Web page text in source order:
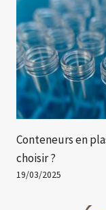
Conteneurs en
choisir ?
19/03/2025